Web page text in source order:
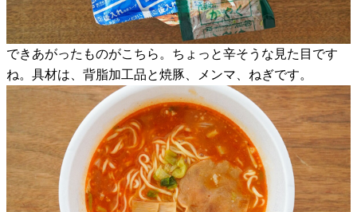
できあがったものがこちら。ちょっと辛そうな見た目です
ね。具材は、背脂加工品と焼豚、メンマ、ねぎです。